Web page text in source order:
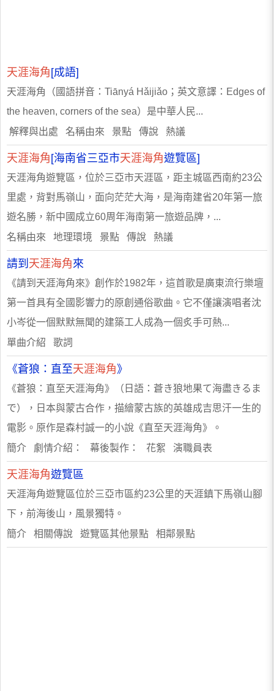
天涯海角 [成語]
天涯海角（國語拼音：Tiānyá Hǎijiǎo；英文意譯：Edges of
the heaven, corners of the sea）是中華人民...
解釋與出處 名稱由來 景點 傳說 熱議
天涯海角 [海南省三亞市天涯海角遊覽區]
天涯海角遊覽區，位於三亞市天涯區，距主城區西南約23公
里處，背對馬嶺山，面向茫茫大海，是海南建省20年第一旅
遊名勝，新中國成立60周年海南第一旅遊品牌，...
名稱由來 地理環境 景點 傳說 熱議
請到 天涯海角來
《請到天涯海角來》創作於1982年，這首歌是廣東流行樂壇
第一首具有全國影響力的原創通俗歌曲。它不僅讓演唱者沈
小岑從一個默默無聞的建築工人成為一個炙手可熱...
單曲介紹 歌詞
《蒼狼：直至天涯海角》
《蒼狼：直至天涯海角》（日語：蒼き狼地果て海盡きるま
で），日本與蒙古合作，描繪蒙古族的英雄成吉思汗一生的
電影。原作是森村誠一的小說《直至天涯海角》。
簡介 劇情介紹： 幕後製作： 花絮 演職員表
天涯海角遊覽區
天涯海角遊覽區位於三亞市區約23公里的天涯鎮下馬嶺山腳
下，前海後山，風景獨特。
簡介 相關傳說 遊覽區其他景點 相鄰景點